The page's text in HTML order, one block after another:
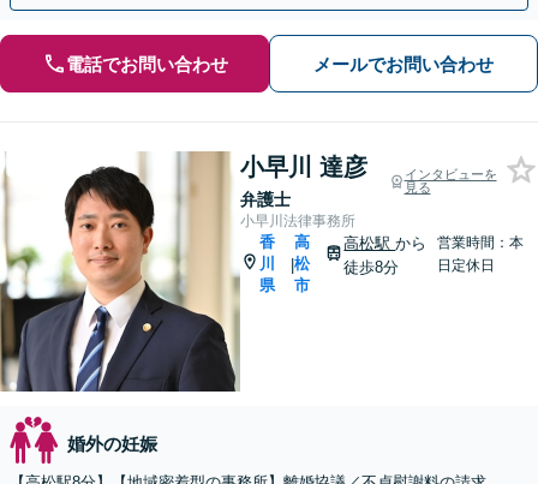
電話でお問い合わせ メールでお問い合わせ
小早川 達彦
弁護士
インタビューを
見る
小早川法律事務所
香
川
県
|
高
松
市
高松駅から
徒歩8分
営業時間：本
日定休日
婚外の妊娠